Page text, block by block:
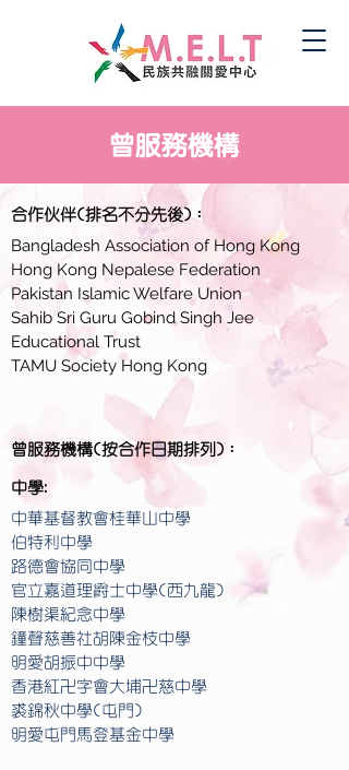
曾服務機構
合作伙伴(排名不分先後)：
Bangladesh Association of Hong Kong
Hong Kong Nepalese Federation
Pakistan Islamic Welfare Union
Sahib Sri Guru Gobind Singh Jee
Educational Trust
TAMU Society Hong Kong
曾服務機構(按合作日期排列)：
中學:
中華基督教會桂華山中學
伯特利中學
路德會協同中學
官立嘉道理爵士中學(西九龍)
陳樹渠紀念中學
鐘聲慈善社胡陳金枝中學
明愛胡振中中學
香港紅卍字會大埔卍慈中學
裘錦秋中學(屯門)
明愛屯門馬登基金中學